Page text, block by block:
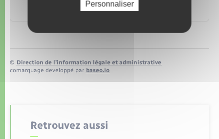
Caisse nationale de retraite des agents des collectivités
locales (CNRACL)
© Direction de l’information légale et administrative
comarquage developpé par baseo.io
Retrouvez aussi
Personnaliser